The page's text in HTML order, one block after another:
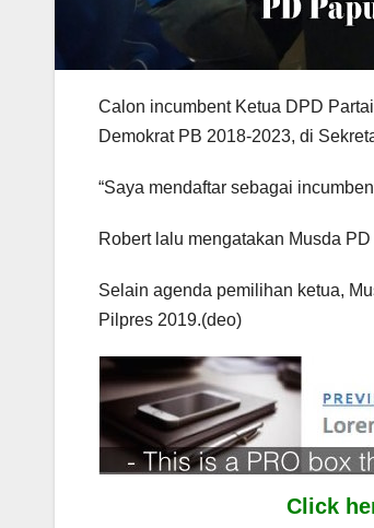
Calon incumbent Ketua DPD
Demokrat PB 2018-2023, di
“Saya mendaftar sebagai
Robert lalu mengatakan Musda
Selain agenda pemilihan ketua,
Pilpres 2019.(deo)
Click